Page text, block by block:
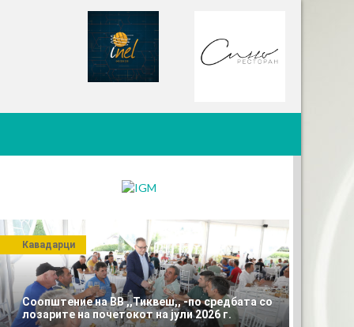
Соопштение на ВВ ,,Тиквеш,, -по средбата со
лозарите на почетокот на јули 2026 г.
Кавадарци